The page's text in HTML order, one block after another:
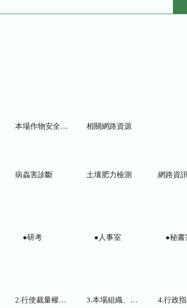
本場作物安全用藥資訊 相關網路資源
病蟲害診斷 土壤肥力檢測 網路資
●研考 ●人事室 ●秘書
2.行使裁量權而訂頒之解釋性規定及裁量基準 3.本場組織、職掌及聯絡資訊 4.行政指導